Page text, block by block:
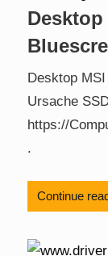
Desktop
Desktop
Ursache
https://
.
Continue